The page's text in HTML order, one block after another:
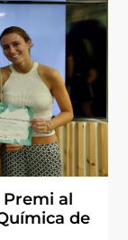
Premi al
de